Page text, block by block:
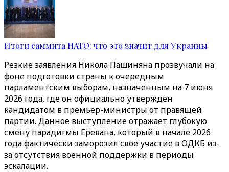
Итоги саммита НАТО: что это значит для Украины
Резкие заявления Никола Пашиняна прозвучали на
фоне подготовки страны к очередным
парламентским выборам, назначенным на 7 июня
2026 года, где он официально утвержден
кандидатом в премьер-министры от правящей
партии. Данное выступление отражает глубокую
смену парадигмы Еревана, который в начале 2026
года фактически заморозил свое участие в ОДКБ из-
за отсутствия военной поддержки в периоды
эскалации.